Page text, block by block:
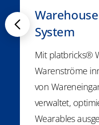
System
Mit platbricks®
Warenströme
von
verwaltet,
Wearables